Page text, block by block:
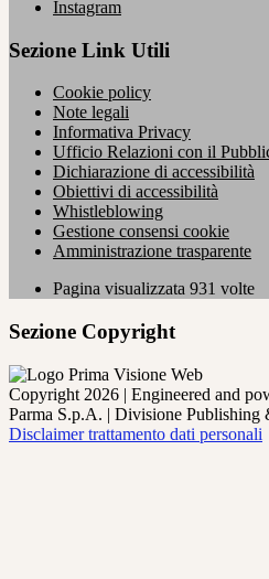
Instagram
Sezione Link Utili
Cookie policy
Note legali
Informativa Privacy
Ufficio Relazioni con il
Dichiarazione di accessibilità
Obiettivi di accessibilità
Whistleblowing
Gestione consensi cookie
Amministrazione trasparente
Pagina visualizzata 931 volte
Sezione Copyright
Copyright 2026 | Engineered and
Parma S.p.A. | Divisione Publishing
Disclaimer trattamento dati personali